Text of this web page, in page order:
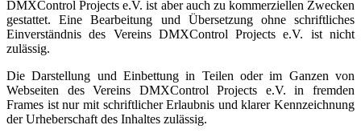
DMXControl Projects e.V. ist aber auch zu kommerziellen Zwecken
gestattet. Eine Bearbeitung und Übersetzung ohne schriftliches
Einverständnis des Vereins DMXControl Projects e.V. ist nicht
zulässig.
Die Darstellung und Einbettung in Teilen oder im Ganzen von
Webseiten des Vereins DMXControl Projects e.V. in fremden
Frames ist nur mit schriftlicher Erlaubnis und klarer Kennzeichnung
der Urheberschaft des Inhaltes zulässig.